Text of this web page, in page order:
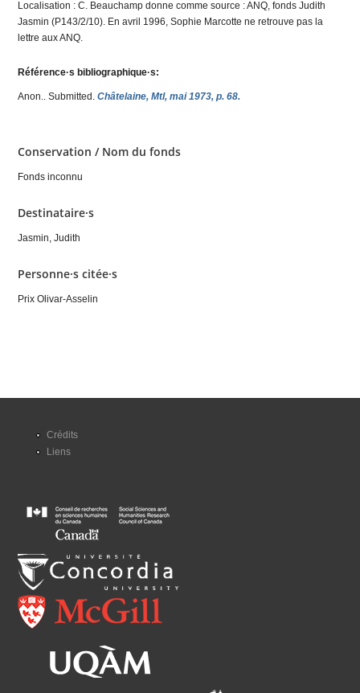
Localisation : C. Beauchamp donne comme source : ANQ, fonds Judith
Jasmin (P143/2/10). En avril 1996, Sophie Marcotte ne retrouve pas la
lettre aux ANQ.
Référence·s bibliographique·s:
Anon.. Submitted.Châtelaine, Mtl, mai 1973, p. 68.
Conservation / Nom du fonds
Fonds inconnu
Destinataire·s
Jasmin, Judith
Personne·s citée·s
Prix Olivar-Asselin
Crédits
Liens